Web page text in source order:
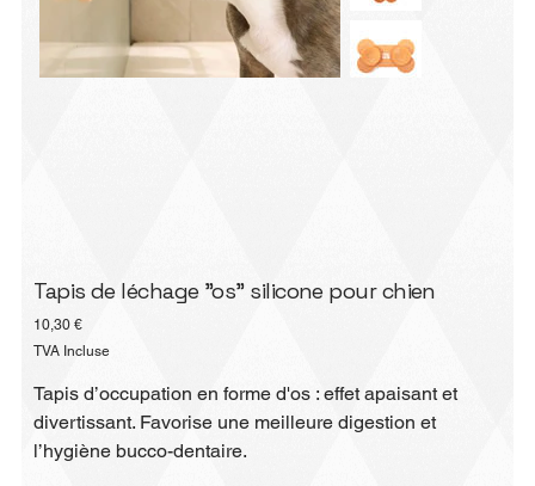
Tapis de léchage "os" silicone pour chien
Prix
10,30 €
TVA Incluse
Tapis d’occupation en forme d'os : effet apaisant et
divertissant. Favorise une meilleure digestion et
l’hygiène bucco-dentaire.